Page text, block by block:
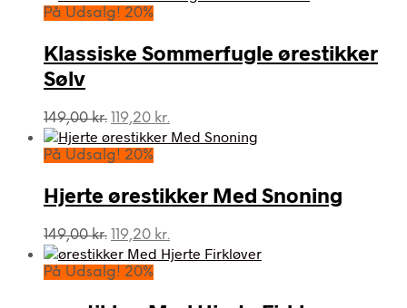
pris
389,00 kr.. 311,20 kr..
På Udsalg! 20%
Klassiske Sommerfugle ørestikker
Sølv
149,00kr. Den
oprindelige
pris
149,00 kr..
119,20 kr.
aktuelle
119,20 kr..
På Udsalg! 20%
Hjerte ørestikker Med Snoning
149,00kr. Den
oprindelige
pris
119,20 kr.
aktuelle
På Udsalg! 20%